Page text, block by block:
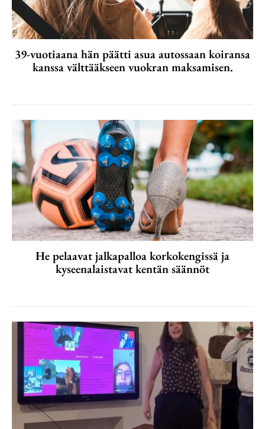
39-vuotiaana hän päätti asua autossaan koiransa
kanssa välttääkseen vuokran maksamisen.
He pelaavat jalkapalloa korkokengissä ja
kyseenalaistavat kentän säännöt